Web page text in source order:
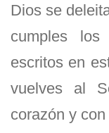
Dios se
cumples
escritos en
vuelves al
corazón y